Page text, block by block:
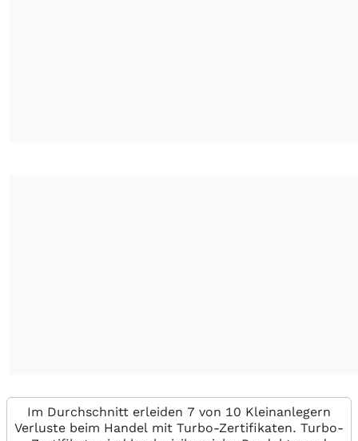
Im Durchschnitt erleiden 7 von 10 Kleinanlegern
Verluste beim Handel mit Turbo-Zertifikaten. Turbo-